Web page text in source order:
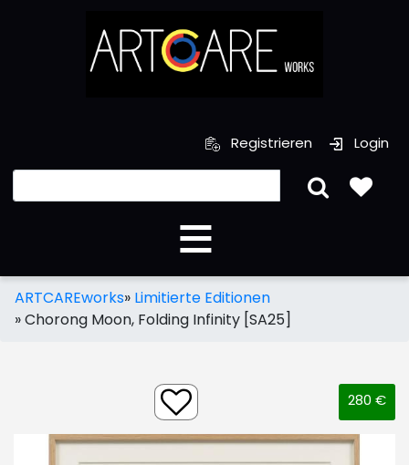
Registrieren Login
ARTCAREworks» Limitierte Editionen
»Chorong Moon, Folding Infinity [SA25]
280 €